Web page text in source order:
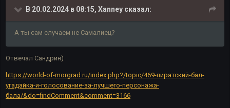
В 20.02.2024 в 08:15, Xanney сказал:
А ты сам случаем не Самалиец?
Отвечал Сандрин)
https://world-of-morgrad.ru/index.php?/topic/469-пиратский-бал-
угадайка-и-голосование-за-лучшего-персонажа-
бала/&do=findComment&comment=3166